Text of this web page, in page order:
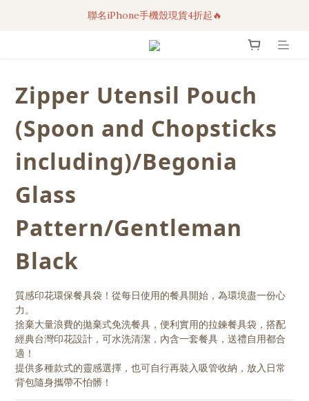
3C科技好物｜任選2件95折！
聯名iPhone手機殼現貨4折起🔥
超人氣聯名自動傘任2件9折！
Zipper Utensil Pouch
(Spoon and Chopsticks
including)/Begonia
Glass
Pattern/Gentleman
Black
質感印花環保餐具袋！從每日使用的餐具開始，為環境盡一份心
力。
捨棄大量浪費的拋棄式免洗餐具，便利實用的拉鍊餐具袋，搭配
經典台灣印花設計，可水洗清潔，內含一套餐具，送禮自用都合
適！
提供多種款式的靈感選擇，也可自行再裝入吸管收納，放入日常
背包隨身攜帶不怕髒！